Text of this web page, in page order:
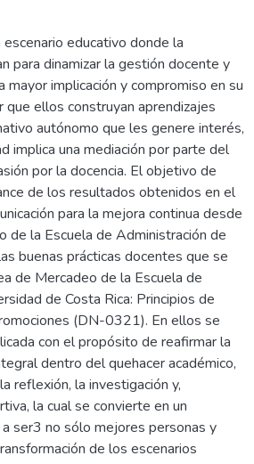
educativo donde la
para dinamizar la gestión docente y
implicación y compromiso en su
ellos construyan aprendizajes
autónomo que les genere interés,
implica una mediación por parte del
por la docencia. El objetivo de
de los resultados obtenidos en el
para la mejora continua desde
de la Escuela de Administración de
buenas prácticas docentes que se
de Mercadeo de la Escuela de
de Costa Rica: Principios de
(DN-0321). En ellos se
con el propósito de reafirmar la
dentro del quehacer académico,
reflexión, la investigación y,
la cual se convierte en un
ser3 no sólo mejores personas y
de los escenarios